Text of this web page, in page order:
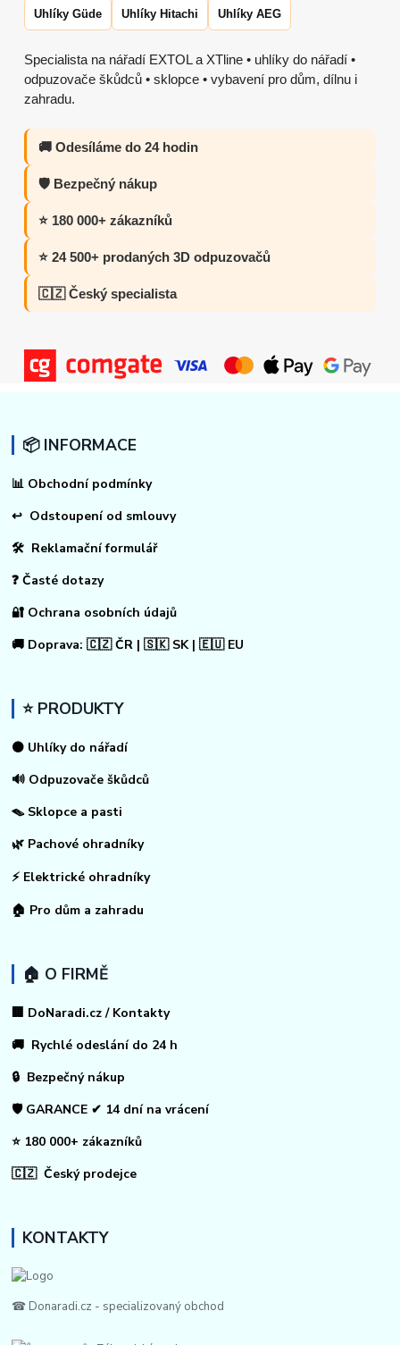
Uhlíky Güde Uhlíky Hitachi Uhlíky AEG
Specialista na nářadí EXTOL a XTline • uhlíky do nářadí •
odpuzovače škůdců • sklopce • vybavení pro dům, dílnu i
zahradu.
🚚 Odesíláme do 24 hodin
🛡️ Bezpečný nákup
⭐ 180 000+ zákazníků
⭐ 24 500+ prodaných 3D odpuzovačů
🇨🇿 Český specialista
📦 INFORMACE
📊 Obchodní podmínky
↩ Odstoupení od smlouvy
🛠 Reklamační formulář
❓ Časté dotazy
🔐 Ochrana osobních údajů
🚚 Doprava: 🇨🇿 ČR | 🇸🇰 SK | 🇪🇺 EU
⭐ PRODUKTY
⚫ Uhlíky do nářadí
🔊 Odpuzovače škůdců
🪤 Sklopce a pasti
🌿 Pachové ohradníky
⚡ Elektrické ohradníky
🏠 Pro dům a zahradu
🏠 O FIRMĚ
🏢 DoNaradi.cz / Kontakty
🚚 Rychlé odeslání do 24 h
🔒 Bezpečný nákup
🛡️ GARANCE ✔ 14 dní na vrácení
⭐ 180 000+ zákazníků
🇨🇿 Český prodejce
KONTAKTY
☎ Donaradi.cz - specializovaný obchod